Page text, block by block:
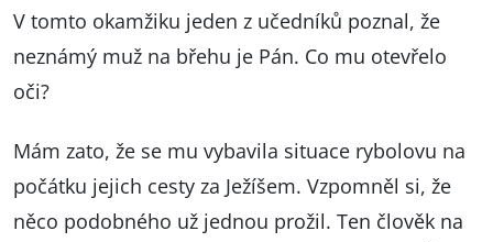
V tomto okamžiku jeden z učedníků poznal, že
neznámý muž na břehu je Pán. Co mu otevřelo
oči?
Mám zato, že se mu vybavila situace rybolovu na
počátku jejich cesty za Ježíšem. Vzpomněl si, že
něco podobného už jednou prožil. Ten člověk na